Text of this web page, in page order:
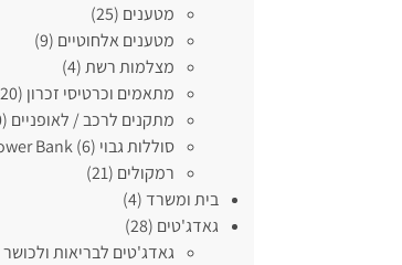
מטענים (25)
מטענים אלחוטיים (9)
מצלמות רשת(4)
מתאמים וכרטיסי זכרון (20)
מתקנים לרכב / לאופניים (10)
סוללות גבוי Power Bank (6)
רמקולים (21)
בית ומשרד(4)
גאדג'טים (28)
גאדג'טים לבריאות ולכושר